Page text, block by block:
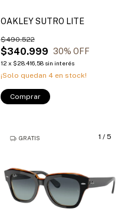
OAKLEY SUTRO LITE
$340.999
$490.522
30% OFF
12 x $28.416,58 sin interés
¡Solo quedan 4 en stock!
Comprar
1 / 5
GRATIS